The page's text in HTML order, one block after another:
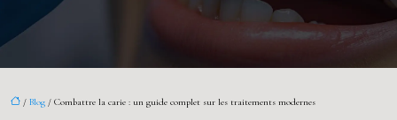
/ Blog / Combattre la carie : un guide complet sur les traitements modernes